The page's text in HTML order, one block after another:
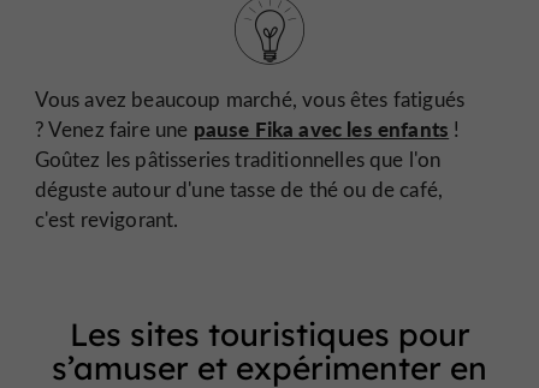
Vous avez beaucoup marché, vous êtes fatigués
? Venez faire une pause Fika avec les enfants !
Goûtez les pâtisseries traditionnelles que l'on
déguste autour d'une tasse de thé ou de café,
c'est revigorant.
Les sites touristiques pour
s’amuser et expérimenter en